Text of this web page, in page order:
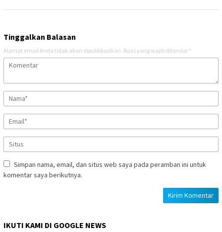
Tinggalkan Balasan
Alamat email Anda tidak akan dipublikasikan. Ruas yang wajib ditandai *
Simpan nama, email, dan situs web saya pada peramban ini untuk
komentar saya berikutnya.
IKUTI KAMI DI GOOGLE NEWS